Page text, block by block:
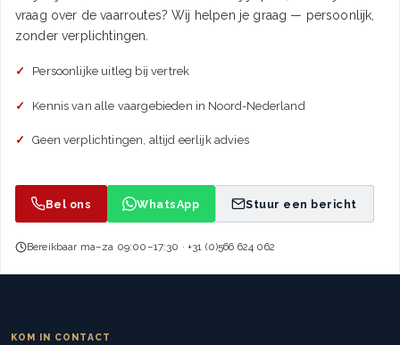
vraag over de vaarroutes? Wij helpen je graag — persoonlijk,
zonder verplichtingen.
Persoonlijke uitleg bij vertrek
Kennis van alle vaargebieden in Noord-Nederland
Geen verplichtingen, altijd eerlijk advies
Bel ons WhatsApp Stuur een bericht
Bereikbaar ma–za 09:00–17:30 · +31 (0)566 624 062
KOM IN CONTACT